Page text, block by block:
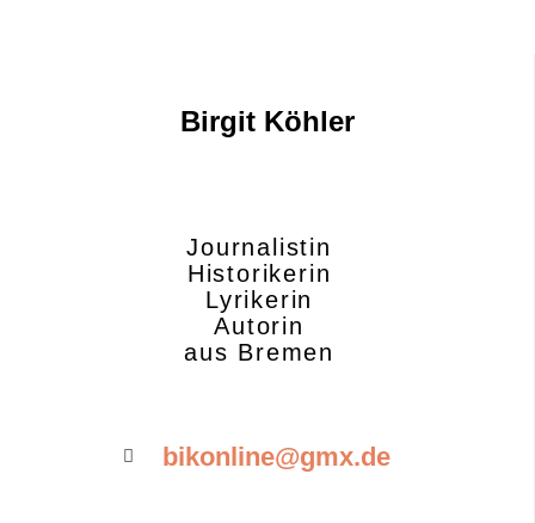
Birgit Köhler
Journalistin
Historikerin
Lyrikerin
Autorin
aus Bremen
bikonline@gmx.de